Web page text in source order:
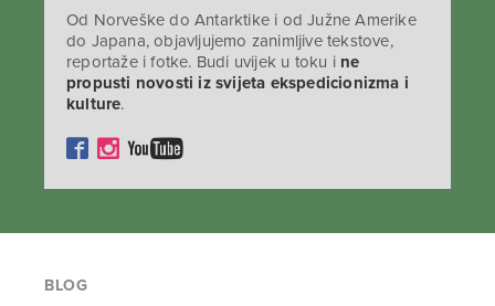
Od Norveške do Antarktike i od Južne Amerike
do Japana, objavljujemo zanimljive tekstove,
reportaže i fotke. Budi uvijek u toku i ne
propusti novosti iz svijeta ekspedicionizma i
kulture.
BLOG